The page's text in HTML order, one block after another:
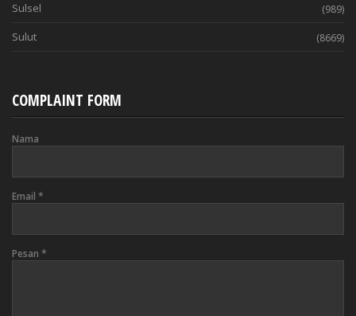
Sulsel (989)
Sulut (8669)
COMPLAINT FORM
Nama
Email *
Pesan *